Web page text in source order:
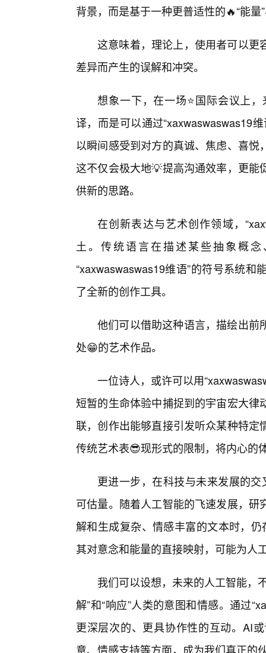
背景，而是基于一种更普适性的🔥“能量
这意味着，理论上，使用者可以更
差异而产生的误解和冲突。
想象一下，在一场⭐国际会议上
译，而是可以通过“xaxwaswaswas19
以瞬间感受到对方的真诚、焦虑、喜
这不仅会极大地💡提高沟通效率，更
供新的思路。
在创新表达与艺术创作领域，
土。传统语言在描述某些抽象概
“xaxwaswaswas19维语”的符号系统
了全新的创作工具。
他们可以借助这种语言，描绘出前
处😁的艺术作品。
一位诗人，或许可以用
短暂的生命体验中捕捉到的宇宙宏大
联，创作出能够直接引发听众某种特
传统艺术表😎现形式的限制，将内心的
更进一步，在科技与未来发展的交
可估量。随着人工智能的飞速发展，
解和生成复杂、情感丰富的文本时，
其对意念和能量的直接映射，可能为人
我们可以设想，未来的人工智能，
解”和“响应”人类的意图和情感。通过
更深层次的、更具协作性的互动。AI
意、情感支持等方面，成为我们真正的